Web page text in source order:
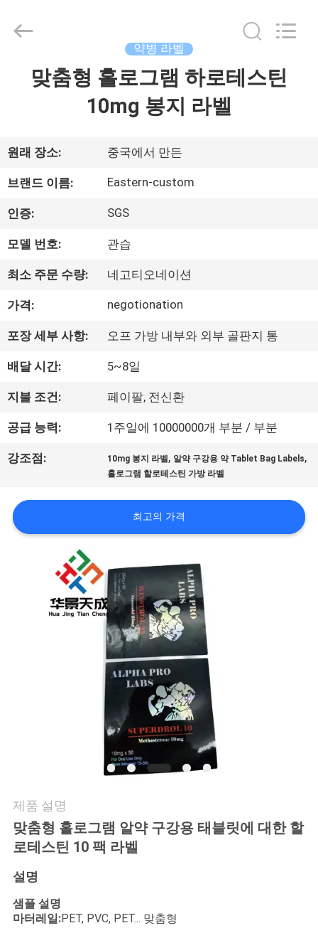
품
우
리
하
여
공
장
여
품
뉴
스
경
2017
약병 라벨
맞춤형 홀로그램 하로테스틴
10mg 봉지 라벨
원래 장소: 중국에서 만든
브랜드 이름: Eastern-custom
인증: SGS
모델 번호: 관습
최소 주문 수량: 네고티오네이션
가격: negotionation
포장 세부 사항: 오프 가방 내부와 외부 골판지 통
배달 시간: 5~8일
지불 조건: 페이팔, 전신환
공급 능력: 1주일에 10000000개 부분 / 부분
강조점: 10mg 봉지 라벨, 알약 구강용 약 Tablet Bag Labels,
홀로그램 할로테스틴 가방 라벨
최고의 가격
제품 설명
맞춤형 홀로그램 알약 구강용 태블릿에 대한 할
로테스틴 10 팩 라벨
설명
샘플 설명
마터레일:PET, PVC, PET... 맞춤형